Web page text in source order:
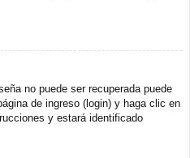
no puede ser recuperada puede
de ingreso (login) y haga clic en
y estará identificado